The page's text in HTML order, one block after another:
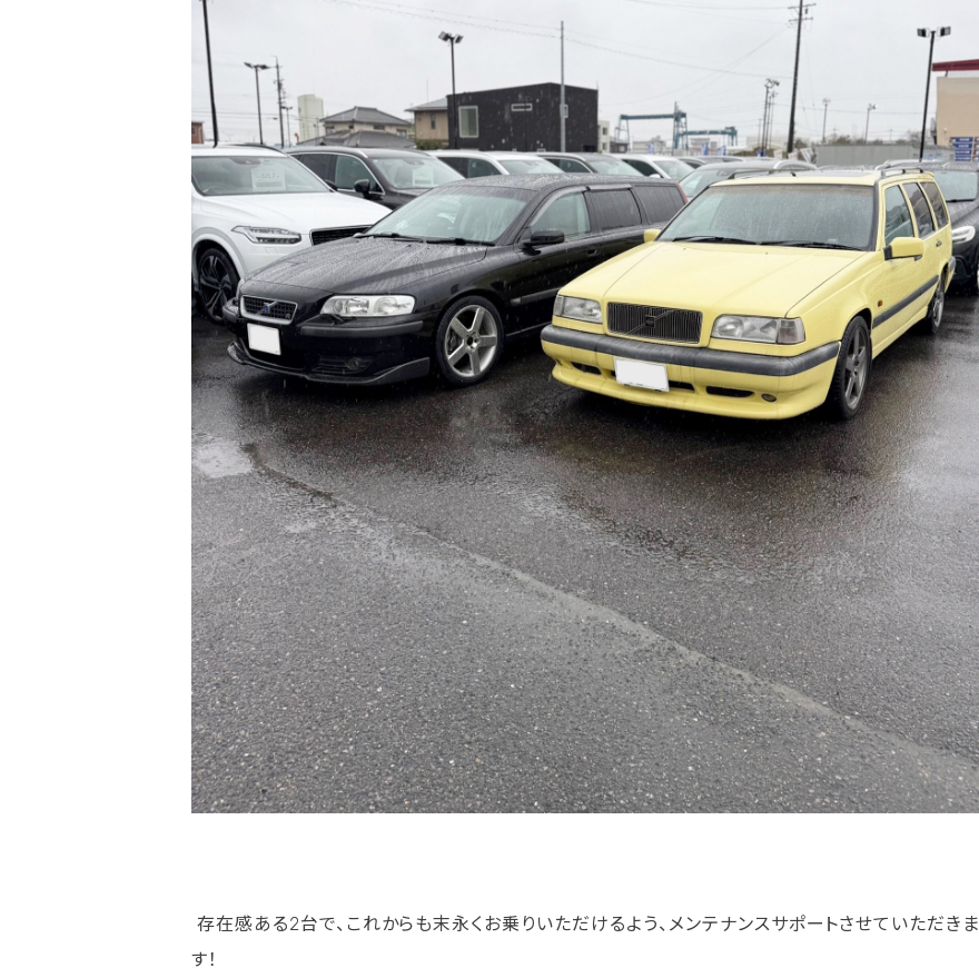
存在感ある2台で、これからも末永くお乗りいただけるよう、メンテナンスサポートさせていただきま
す！